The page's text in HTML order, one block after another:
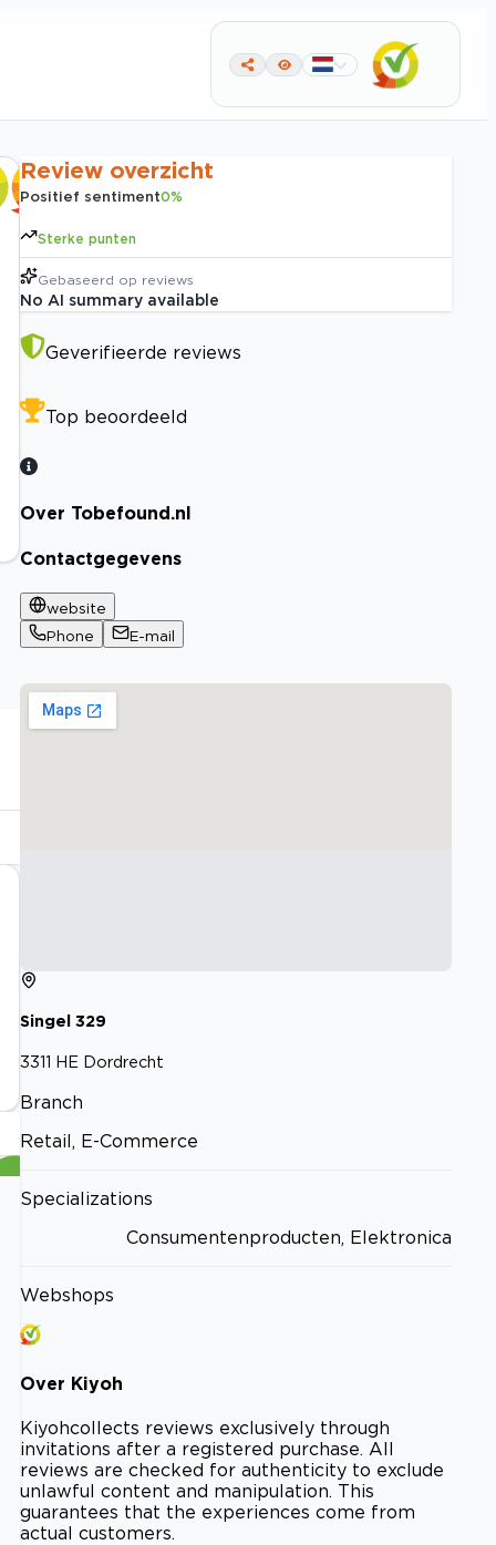
Review overzicht
Positief sentiment0%
Sterke punten
Gebaseerd op reviews
No AI summary available
Geverifieerde reviews
Top beoordeeld
Over Tobefound.nl
Contactgegevens
website
Phone
E-mail
Singel 329
3311 HE Dordrecht
Branch
Retail, E-Commerce
Specializations
Consumentenproducten, Elektronica
Webshops
Over Kiyoh
Kiyohcollects reviews exclusively through
invitations after a registered purchase. All
reviews are checked for authenticity to exclude
unlawful content and manipulation. This
guarantees that the experiences come from
actual customers.